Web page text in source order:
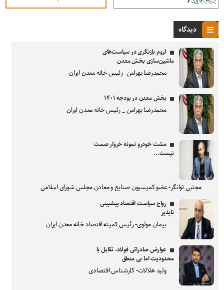
دیدگاه
لزوم بازنگری در سیاست‌های
ماشین‌سازی بخش معدن
محمدرضا بهرامن- رئیس خانه معدن ایران
بخش معدن در بودجه ۱۴۰۱
محمدرضا بهرامن _ رئیس خانه معدن ایران
مشت خودرو نمونه خروار صمت
نیست...
مجتبی توانگر- عضو کمیسیون صنایع و معادن مجلس شورای اسلامی
رواج سیاست اقتصاد پیشبینی
ناپذیر
پیمان مولوی- رئیس کمیته اقتصاد خانه معدن ایران
عوارض صادراتی فولاد، تقابل با
محدودیت اما بی منطق
ولید هلالات- کارشناس اقتصادی